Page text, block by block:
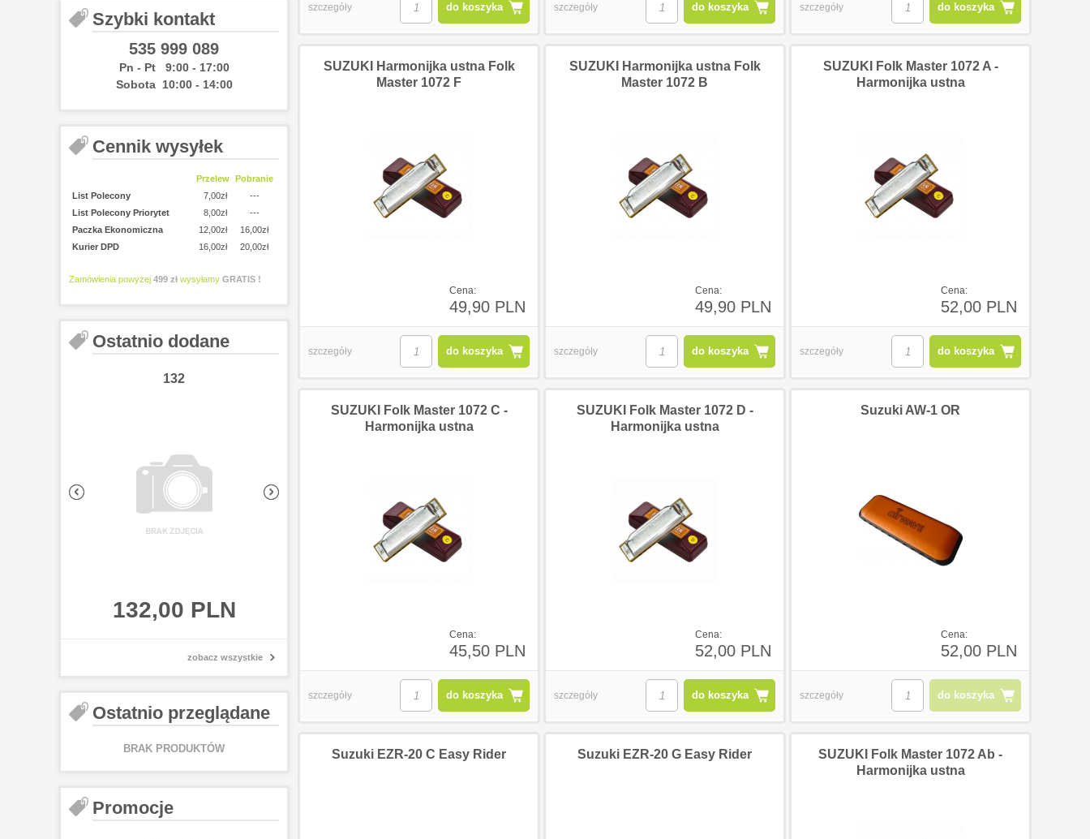
Szybki kontakt
535 999 089
Pn - Pt 9:00 - 17:00
Sobota 10:00 - 14:00
Cennik wysyłek
Przelew Pobranie
List Polecony
7,00zł
---
List Polecony Priorytet
8,00zł
---
Paczka Ekonomiczna
12,00zł
16,00zł
Kurier DPD
16,00zł 20,00zł
Zamówienia powyżej 499 zł wysyłamy GRATIS !
Ostatnio dodane
132
132,00 PLN
132 132 132 132
zobacz wszystkie
Ostatnio przeglądane
BRAK PRODUKTÓW
Promocje
do koszyka
szczegóły do koszyka
szczegóły do koszyka
szczegóły
Cena:
49,90 PLN
SUZUKI Harmonijka ustna Folk
Master 1072 F
do koszyka
szczegóły
Cena:
49,90 PLN
SUZUKI Harmonijka ustna Folk
Master 1072 B
do koszyka
szczegóły
Cena:
52,00 PLN
SUZUKI Folk Master 1072 A -
Harmonijka ustna
do koszyka
szczegóły
Cena:
45,50 PLN
SUZUKI Folk Master 1072 C -
Harmonijka ustna
do koszyka
szczegóły
Cena:
52,00 PLN
SUZUKI Folk Master 1072 D -
Harmonijka ustna
do koszyka
szczegóły
Cena:
52,00 PLN
Suzuki AW-1 OR
do koszyka
szczegóły
Suzuki EZR-20 C Easy Rider Suzuki EZR-20 G Easy Rider
SUZUKI Folk Master 1072 Ab -
Harmonijka ustna